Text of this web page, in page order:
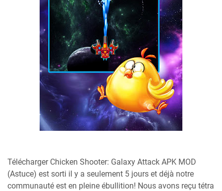
Télécharger Chicken Shooter: Galaxy Attack APK MOD
(Astuce) est sorti il y a seulement 5 jours et déjà notre
communauté est en pleine ébullition! Nous avons reçu tétra